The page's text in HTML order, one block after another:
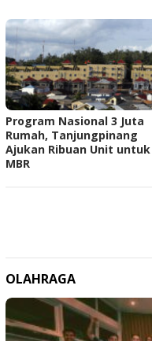
Program Nasional 3 Juta
Rumah, Tanjungpinang
Ajukan Ribuan Unit untuk
MBR
OLAHRAGA